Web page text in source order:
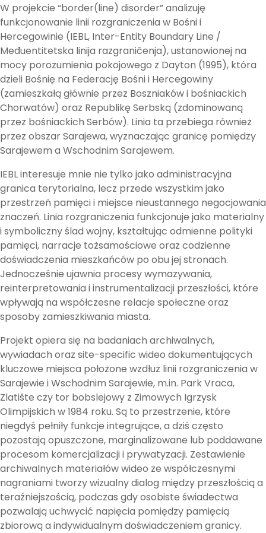
W projekcie “border(line) disorder” analizuję
funkcjonowanie linii rozgraniczenia w Bośni i
Hercegowinie (IEBL, Inter-Entity Boundary Line /
Međuentitetska linija razgraničenja), ustanowionej na
mocy porozumienia pokojowego z Dayton (1995), która
dzieli Bośnię na Federację Bośni i Hercegowiny
(zamieszkałą głównie przez Boszniaków i bośniackich
Chorwatów) oraz Republikę Serbską (zdominowaną
przez bośniackich Serbów). Linia ta przebiega również
przez obszar Sarajewa, wyznaczając granicę pomiędzy
Sarajewem a Wschodnim Sarajewem.
IEBL interesuje mnie nie tylko jako administracyjna
granica terytorialna, lecz przede wszystkim jako
przestrzeń pamięci i miejsce nieustannego negocjowania
znaczeń. Linia rozgraniczenia funkcjonuje jako materialny
i symboliczny ślad wojny, kształtując odmienne polityki
pamięci, narracje tożsamościowe oraz codzienne
doświadczenia mieszkańców po obu jej stronach.
Jednocześnie ujawnia procesy wymazywania,
reinterpretowania i instrumentalizacji przeszłości, które
wpływają na współczesne relacje społeczne oraz
sposoby zamieszkiwania miasta.
Projekt opiera się na badaniach archiwalnych,
wywiadach oraz site-specific wideo dokumentujących
kluczowe miejsca położone wzdłuż linii rozgraniczenia w
Sarajewie i Wschodnim Sarajewie, m.in. Park Vraca,
Zlatište czy tor bobslejowy z Zimowych Igrzysk
Olimpijskich w 1984 roku. Są to przestrzenie, które
niegdyś pełniły funkcje integrujące, a dziś często
pozostają opuszczone, marginalizowane lub poddawane
procesom komercjalizacji i prywatyzacji. Zestawienie
archiwalnych materiałów wideo ze współczesnymi
nagraniami tworzy wizualny dialog między przeszłością a
teraźniejszością, podczas gdy osobiste świadectwa
pozwalają uchwycić napięcia pomiędzy pamięcią
zbiorową a indywidualnym doświadczeniem granicy.